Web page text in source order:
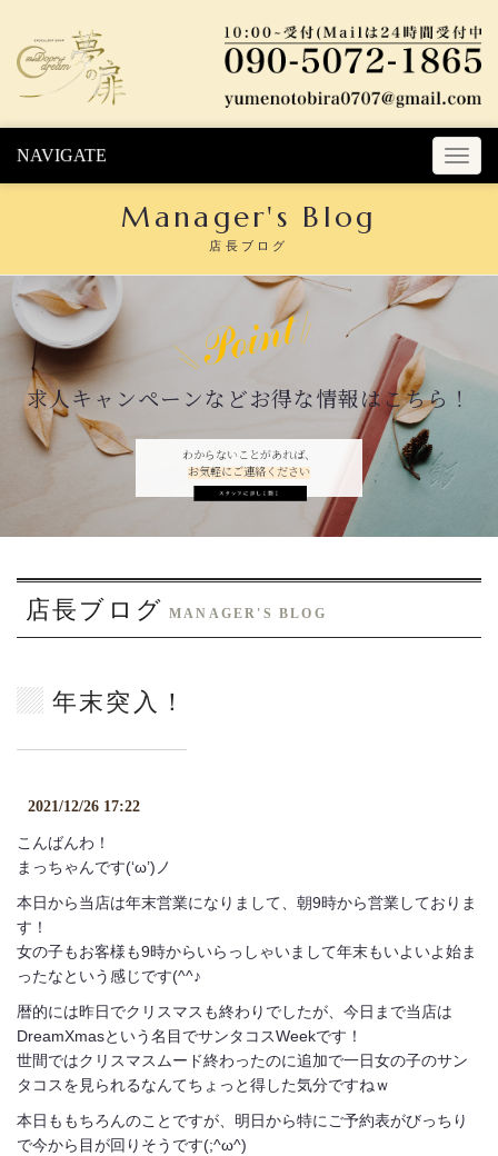
T
o
e
g
NAVIGATE
Manager's Blog
店長ブログ
わからないことがあれば、
お気軽にご連絡ください
求人キャンペーンなどお得な情報はこちら！
店長ブログ MANAGER'S BLOG
年末突入！
2021/12/26 17:22
こんばんわ！
まっちゃんです(‘ω’)ノ
本日から当店は年末営業になりまして、朝9時から営業しておりま
す！
女の子もお客様も9時からいらっしゃいまして年末もいよいよ始ま
ったなという感じです(^^♪
暦的には昨日でクリスマスも終わりでしたが、今日まで当店は
DreamXmasという名目でサンタコスWeekです！
世間ではクリスマスムード終わったのに追加で一日女の子のサン
タコスを見られるなんてちょっと得した気分ですねｗ
本日ももちろんのことですが、明日から特にご予約表がびっちり
で今から目が回りそうです(;^ω^)